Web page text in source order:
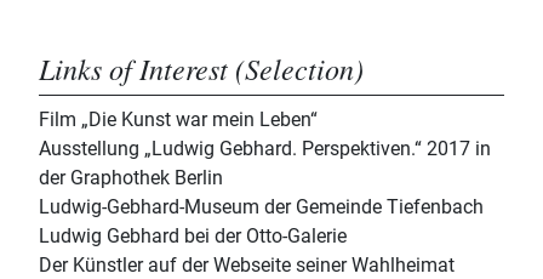
Links of Interest (Selection)
Film „Die Kunst war mein Leben“
Ausstellung „Ludwig Gebhard. Perspektiven.“ 2017 in
der Graphothek Berlin
Ludwig-Gebhard-Museum der Gemeinde Tiefenbach
Ludwig Gebhard bei der Otto-Galerie
Der Künstler auf der Webseite seiner Wahlheimat